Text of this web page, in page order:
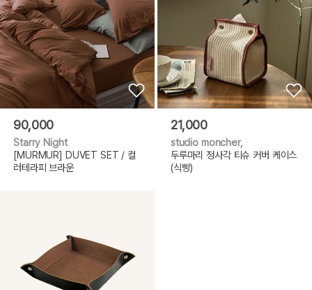
90,000
Starry Night
[MURMUR] DUVET SET / 컬
러테라피 브라운
21,000
studio moncher,
두루마리 정사각 티슈 커버 케이스
(식빵)